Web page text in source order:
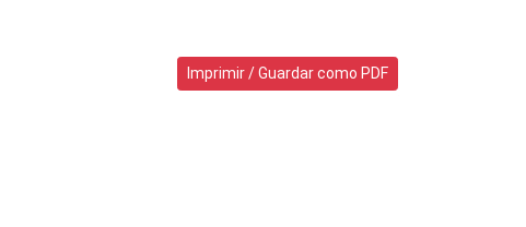
Imprimir / Guardar como PDF